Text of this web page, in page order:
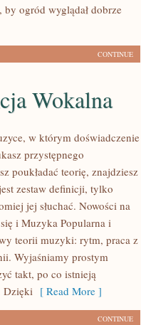
ogród wyglądał dobrze
CONTINUE
Wokalna
w którym doświadczenie
przystępnego
poukładać teorię, znajdziesz
zestaw definicji, tylko
jej słuchać. Nowości na
i Muzyka Popularna i
teorii muzyki: rytm, praca z
Wyjaśniamy prostym
takt, po co istnieją
Dzięki [ Read More ]
CONTINUE